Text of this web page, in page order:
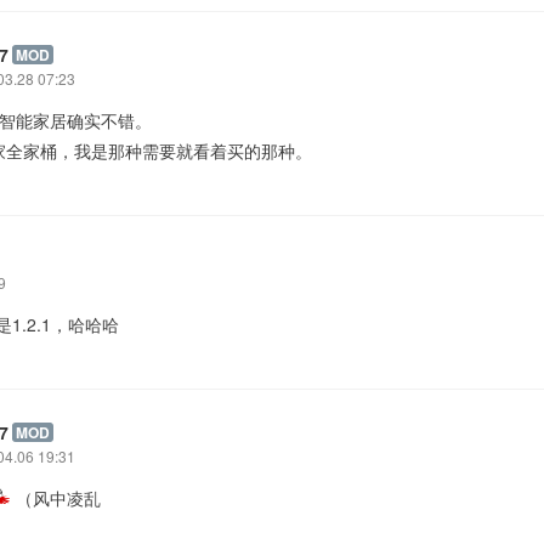
MOD
07:23
能家居确实不错。
家桶，我是那种需要就看着买的那种。
1.2.1，哈哈哈
MOD
19:31
（风中凌乱